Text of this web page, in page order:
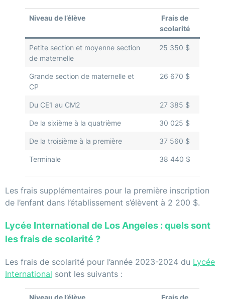
Niveau de l’élève
Frais de
scolarité
Petite section et moyenne section
de maternelle
25 350 $
Grande section de maternelle et
CP
26 670 $
Du CE1 au CM2 27 385 $
De la sixième à la quatrième 30 025 $
De la troisième à la première 37 560 $
Terminale 38 440 $
Les frais supplémentaires pour la première inscription
de l’enfant dans l’établissement s’élèvent à 2 200 $.
Lycée International de Los Angeles : quels sont
les frais de scolarité ?
Les frais de scolarité pour l’année 2023-2024 du Lycée
International sont les suivants :
Niveau de l’élève
Frais de